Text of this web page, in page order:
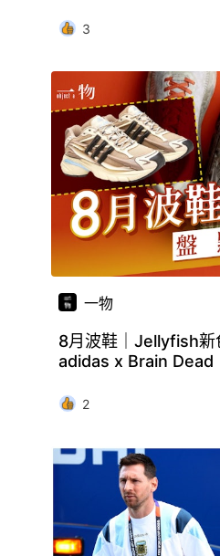
3
一物
8月波鞋｜Jellyfish
adidas x Brain Dead
2